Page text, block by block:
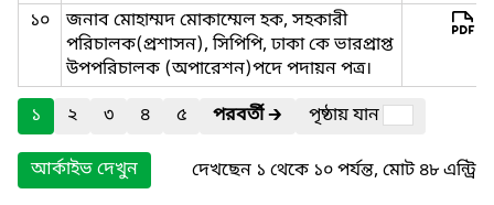
১০
জনাব মোহাম্মদ মোকাম্মেল হক, সহকারী
পরিচালক(প্রশাসন), সিপিপি, ঢাকা কে ভারপ্রাপ্ত
উপপরিচালক (অপারেশন)পদে পদায়ন পত্র।
১
২ ৩ ৪ ৫ পরবর্তী🡲 পৃষ্ঠায় যান
আর্কাইভ দেখুন
দেখছেন ১ থেকে ১০ পর্যন্ত, মোট ৪৮ এন্ট্রি